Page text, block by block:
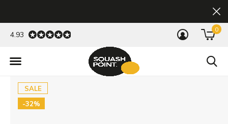
0
4.93
SALE
-32%